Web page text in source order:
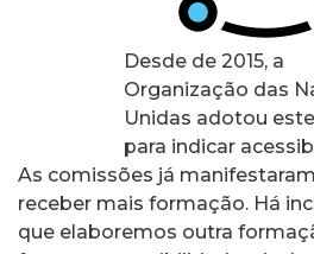
Desde de 2015, a
Organização das
Unidas adotou
para indicar
As comissões já
receber mais formação. Há
que elaboremos outra